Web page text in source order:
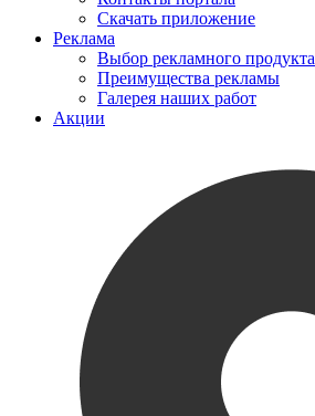
Скачать приложение
Реклама
Выбор рекламного продукта
Преимущества рекламы
Галерея наших работ
Акции